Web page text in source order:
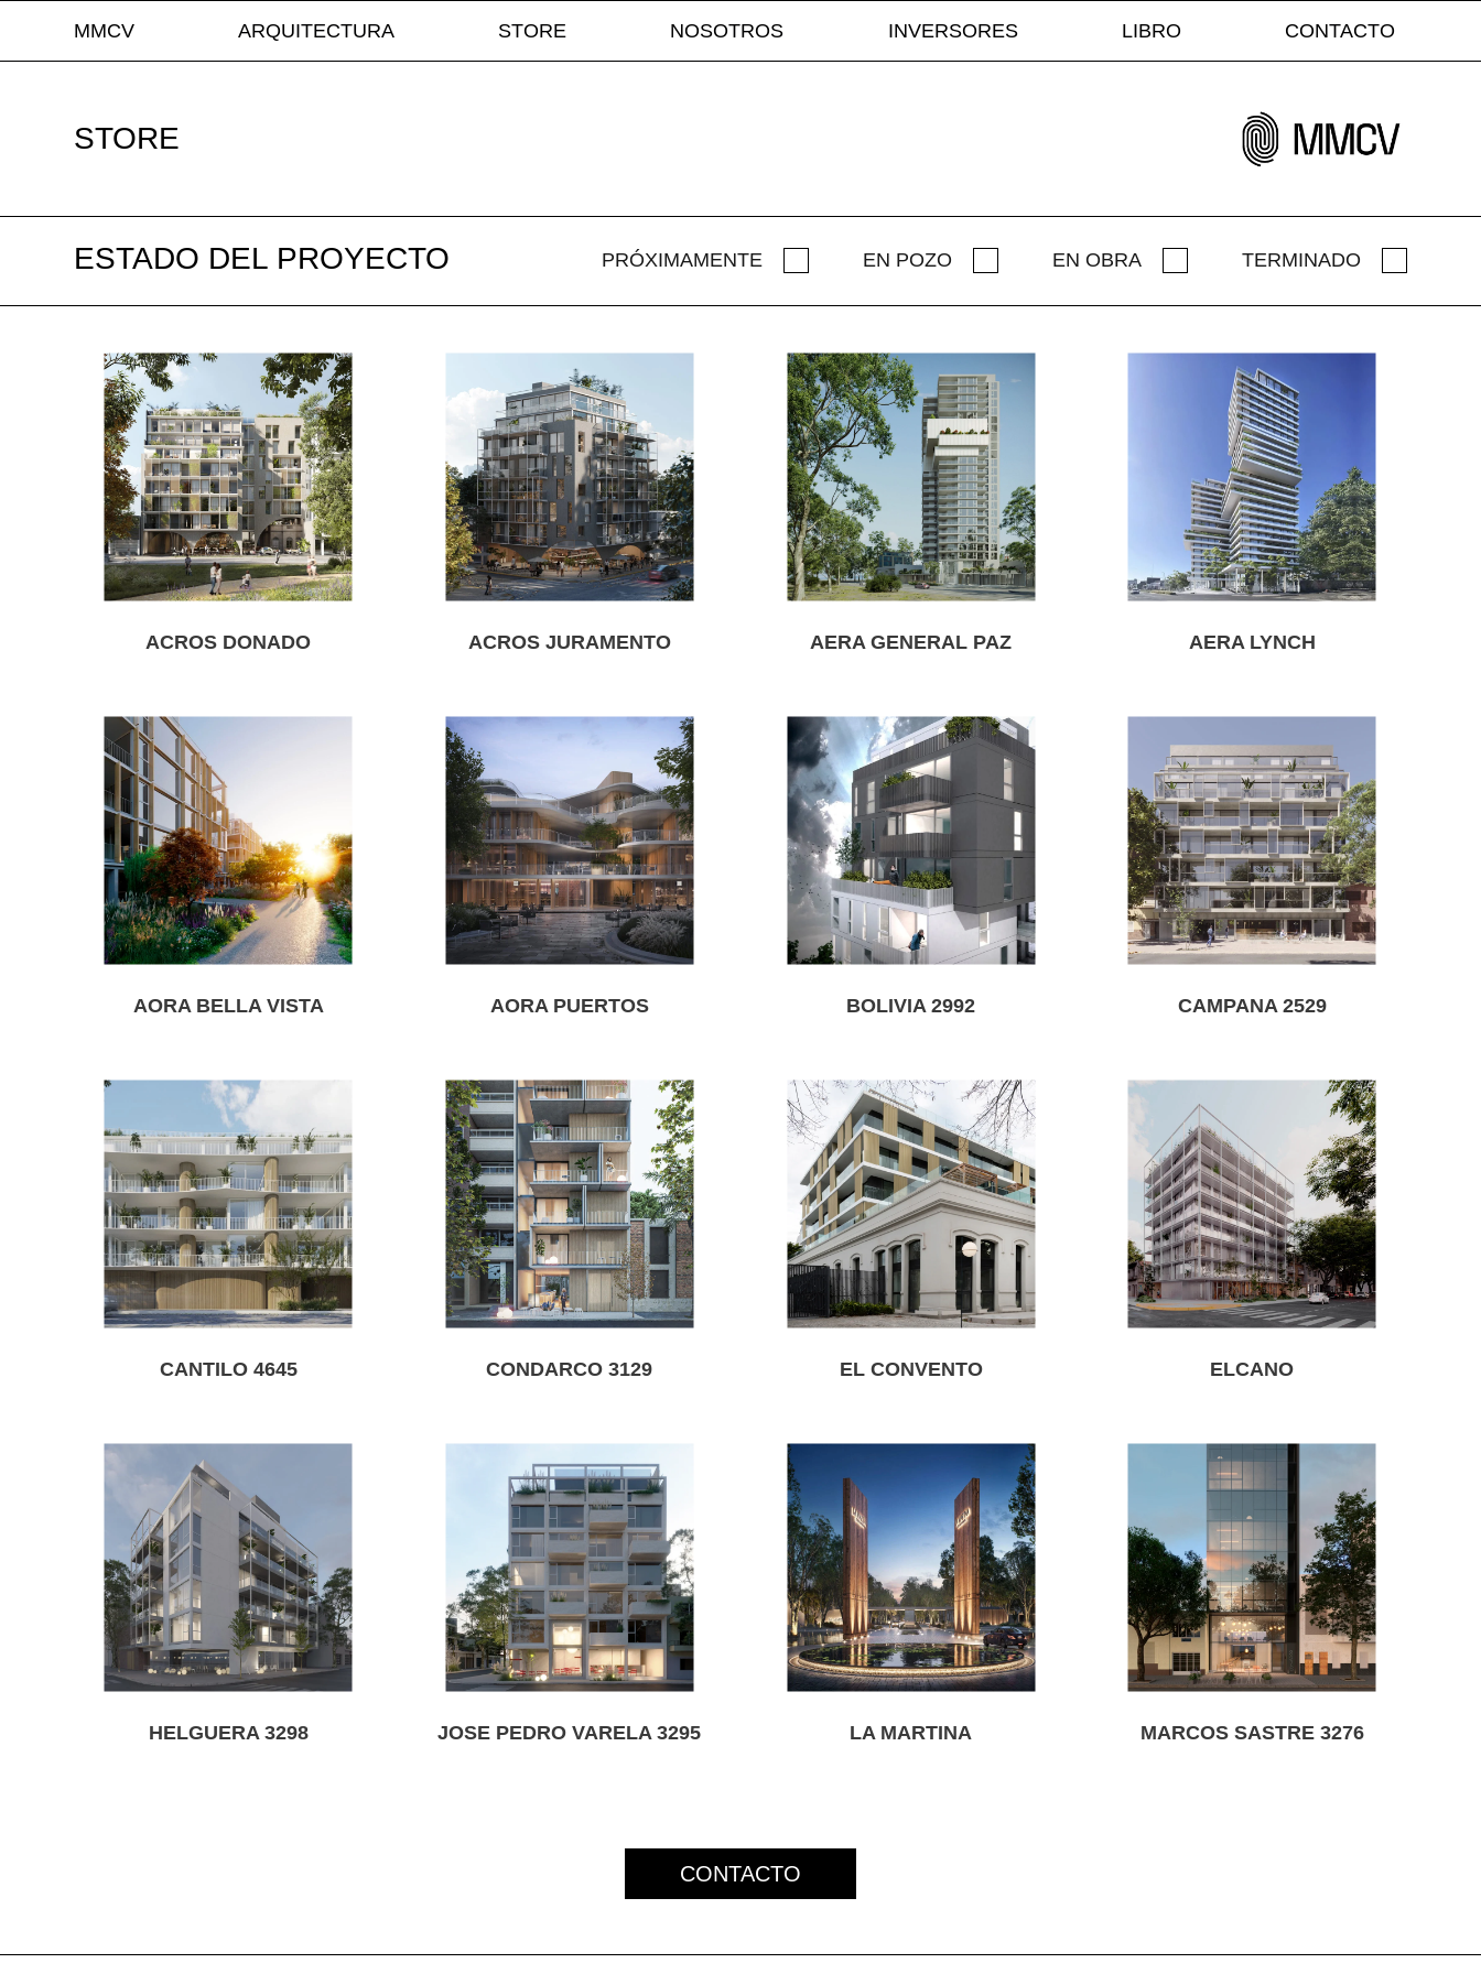
MMCV ARQUITECTURA STORE NOSOTROS INVERSORES LIBRO CONTACTO
STORE
ESTADO DEL PROYECTO PRÓXIMAMENTE EN POZO EN OBRA TERMINADO
ACROS DONADO ACROS JURAMENTO AERA GENERAL PAZ AERA LYNCH
AORA BELLA VISTA AORA PUERTOS BOLIVIA 2992 CAMPANA 2529
CANTILO 4645 CONDARCO 3129 EL CONVENTO ELCANO
HELGUERA 3298 JOSE PEDRO VARELA 3295 LA MARTINA MARCOS SASTRE 3276
CONTACTO